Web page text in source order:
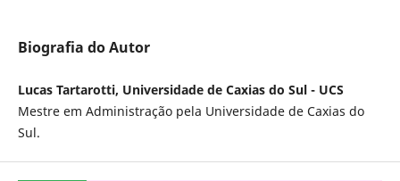
Biografia do Autor
Lucas Tartarotti, Universidade de Caxias do Sul - UCS
Mestre em Administração pela Universidade de Caxias do
Sul.